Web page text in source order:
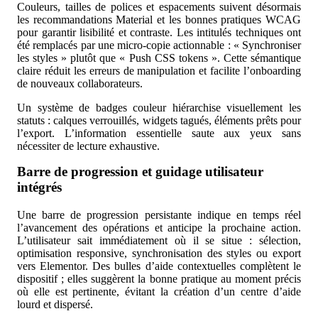
Couleurs, tailles de polices et espacements suivent désormais
les recommandations Material et les bonnes pratiques WCAG
pour garantir lisibilité et contraste. Les intitulés techniques ont
été remplacés par une micro-copie actionnable : « Synchroniser
les styles » plutôt que « Push CSS tokens ». Cette sémantique
claire réduit les erreurs de manipulation et facilite l’onboarding
de nouveaux collaborateurs.
Un système de badges couleur hiérarchise visuellement les
statuts : calques verrouillés, widgets tagués, éléments prêts pour
l’export. L’information essentielle saute aux yeux sans
nécessiter de lecture exhaustive.
Barre de progression et guidage utilisateur
intégrés
Une barre de progression persistante indique en temps réel
l’avancement des opérations et anticipe la prochaine action.
L’utilisateur sait immédiatement où il se situe : sélection,
optimisation responsive, synchronisation des styles ou export
vers Elementor. Des bulles d’aide contextuelles complètent le
dispositif ; elles suggèrent la bonne pratique au moment précis
où elle est pertinente, évitant la création d’un centre d’aide
lourd et dispersé.